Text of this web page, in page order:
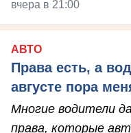
вчера в 21:00
АВТО
Права есть, а
августе пора
Многие водители
права, которые